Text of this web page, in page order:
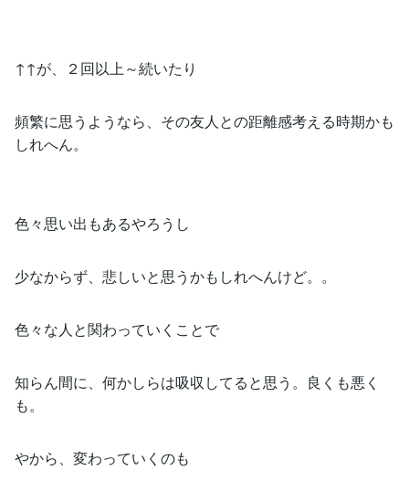
↑↑が、２回以上～続いたり
頻繁に思うようなら、その友人との距離感考える時期かも
しれへん。
色々思い出もあるやろうし
少なからず、悲しいと思うかもしれへんけど。。
色々な人と関わっていくことで
知らん間に、何かしらは吸収してると思う。良くも悪く
も。
やから、変わっていくのも